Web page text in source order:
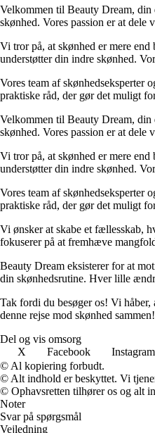
Velkommen til Beauty Dream,
skønhed. Vores passion er at
Vi tror på, at skønhed er mere
understøtter din indre skønhed.
Vores team af skønhedseksperter
praktiske råd, der gør det muligt
Velkommen til Beauty Dream,
skønhed. Vores passion er at
Vi tror på, at skønhed er mere
understøtter din indre skønhed.
Vores team af skønhedseksperter
praktiske råd, der gør det muligt
Vi ønsker at skabe et fællesskab,
fokuserer på at fremhæve
Beauty Dream eksisterer for at
din skønhedsrutine. Hver lille
Tak fordi du besøger os! Vi
denne rejse mod skønhed sammen!
Del og vis omsorg
X
Facebook Instagram
© Al kopiering forbudt.
© Alt indhold er beskyttet. Vi
© Ophavsretten tilhører os og alt
Noter
Svar på spørgsmål
Vejledning